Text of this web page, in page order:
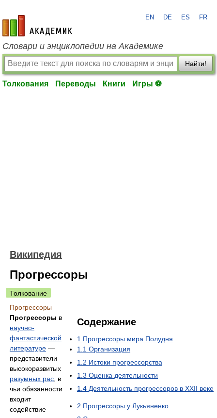
academic.ru
EN DE ES FR
Словари и энциклопедии на Академике
Найти!
Толкования Переводы Книги Игры ⚽
Википедия
Прогрессоры
Толкование
Прогрессоры
Содержание
1 Прогрессоры мира Полудня
1.1 Организация
1.2 Истоки прогрессорства
1.3 Оценка деятельности
1.4 Деятельность прогрессоров в XXII веке
2 Прогрессоры у Лукьяненко
Прогрессоры в
научно-
фантастической
литературе —
представители
высокоразвитых
разумных рас , в
чьи обязанности
входит
содействие